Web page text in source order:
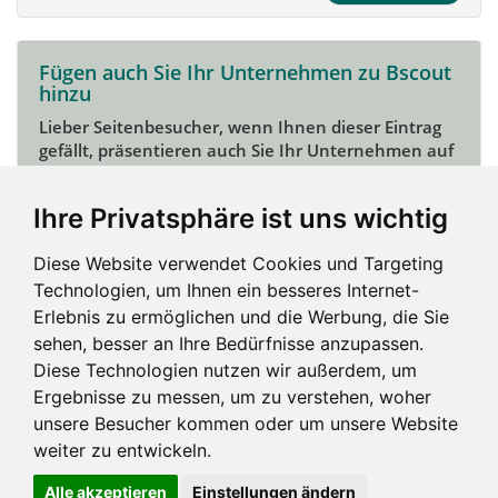
Ihre Privatsphäre ist uns wichtig
Diese Website verwendet Cookies und Targeting
Technologien, um Ihnen ein besseres Internet-
Erlebnis zu ermöglichen und die Werbung, die Sie
sehen, besser an Ihre Bedürfnisse anzupassen.
Diese Technologien nutzen wir außerdem, um
Ergebnisse zu messen, um zu verstehen, woher
unsere Besucher kommen oder um unsere Website
weiter zu entwickeln.
Alle akzeptieren Einstellungen ändern
Fügen auch Sie Ihr Unternehmen zu Bscout
hinzu
Lieber Seitenbesucher, wenn Ihnen dieser Eintrag
gefällt, präsentieren auch Sie Ihr Unternehmen auf
Mein Unternehmen hinzufügen